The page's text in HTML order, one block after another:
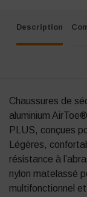
Description
Chaussures de
aluminium
PLUS, conçues
Légères,
résistance à
nylon matelassé
multifonctionnel